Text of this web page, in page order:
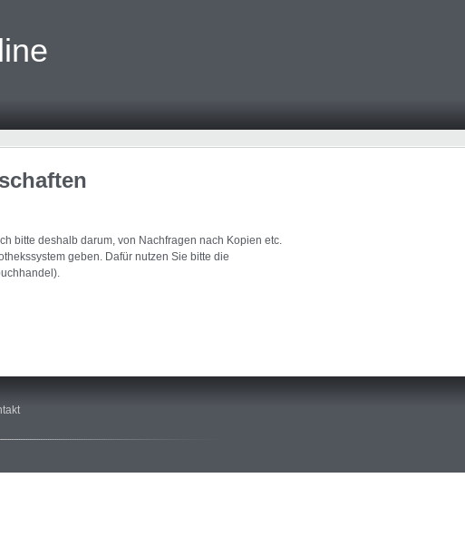
bitte deshalb darum, von Nachfragen nach Kopien etc.
geben. Dafür nutzen Sie bitte die